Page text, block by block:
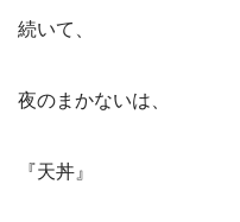
続いて、
夜のまかないは、
『天丼』